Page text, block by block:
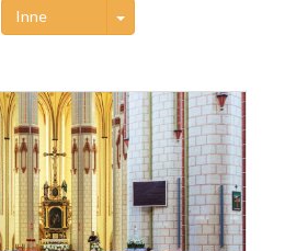
Inne Toggle Dropdown